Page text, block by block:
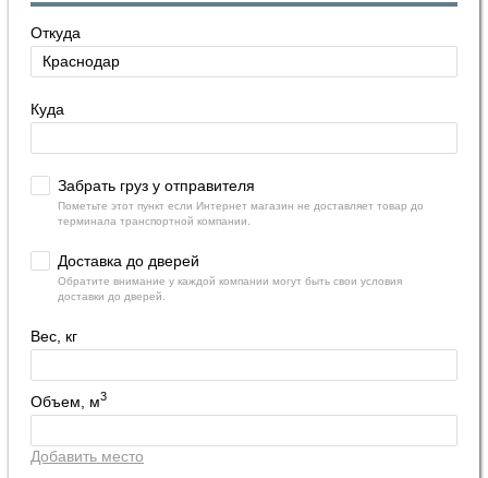
Откуда
Куда
Забрать груз у отправителя
Пометьте этот пункт если Интернет магазин не доставляет товар до
терминала транспортной компании.
Доставка до дверей
Обратите внимание у каждой компании могут быть свои условия
доставки до дверей.
Вес, кг
Объем, м3
Добавить место